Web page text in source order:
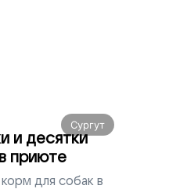
Сургут
и десятки
приюте
для собак в